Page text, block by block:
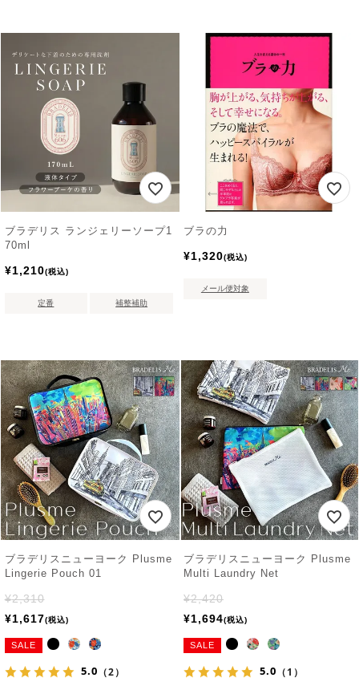
ブラデリス ランジェリーソープ1
70ml
¥1,210 税込
定番 補整補助
ブラの力
¥1,320 税込
メール便対象
ブラデリスニューヨーク Plusme
Lingerie Pouch 01
¥2,310
¥1,617 税込
SALE
5.0 （2）
ブラデリスニューヨーク Plusme
Multi Laundry Net
¥2,420
¥1,694 税込
SALE
5.0 （1）